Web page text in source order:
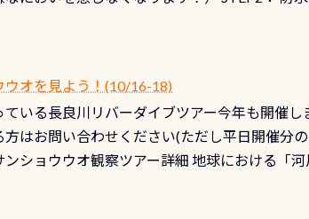
認冬になり、使い始めてから水漏れする…っ
ホール排気バルブは、ドライスーツクリーニ
大切です BCDで言うと給気ボタンの点検と
んて事がないようにしっかり点検しましょ
ウオを見よう！(10/16-18)
ている長良川リバーダイブツアー今年も開催
はお問い合わせください(ただし平日開催分
ンショウウオ観察ツアー詳細 地球における「